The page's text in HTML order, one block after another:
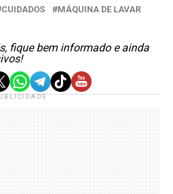
CUIDADOS
MÁQUINA DE LAVAR
fique bem informado e ainda